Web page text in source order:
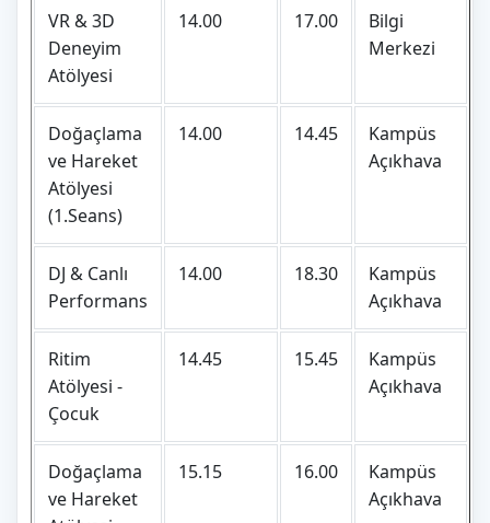
VR & 3D
Deneyim
Atölyesi
14.00 17.00
Bilgi
Merkezi
Doğaçlama
ve Hareket
Atölyesi
(1.Seans)
14.00 14.45
Kampüs
Açıkhava
DJ & Canlı
Performans
14.00 18.30
Kampüs
Açıkhava
Ritim
Atölyesi -
Çocuk
14.45 15.45
Kampüs
Açıkhava
Doğaçlama
ve Hareket
15.15 16.00
Kampüs
Açıkhava